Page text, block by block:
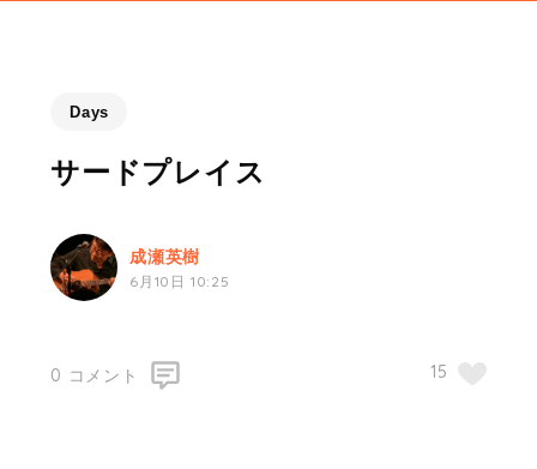
Days
サードプレイス
成瀬英樹
6月10日 10:25
0 コメント